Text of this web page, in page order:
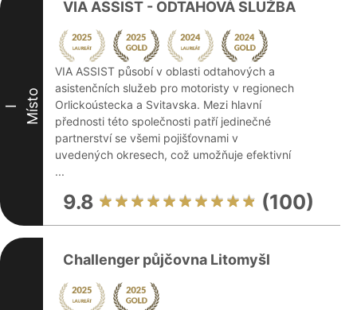
I Místo
VIA ASSIST - ODTAHOVÁ SLUŽBA
VIA ASSIST působí v oblasti odtahových a
asistenčních služeb pro motoristy v regionech
Orlickoústecka a Svitavska. Mezi hlavní
přednosti této společnosti patří jedinečné
partnerství se všemi pojišťovnami v
uvedených okresech, což umožňuje efektivní
...
9.8 (100)
Challenger půjčovna Litomyšl